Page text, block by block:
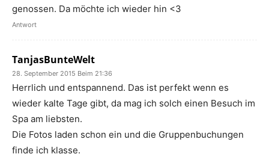
genossen. Da möchte ich wieder hin <3
Antwort
TanjasBunteWelt
28. September 2015 Beim 21:36
Herrlich und entspannend. Das ist perfekt wenn es
wieder kalte Tage gibt, da mag ich solch einen Besuch im
Spa am liebsten.
Die Fotos laden schon ein und die Gruppenbuchungen
finde ich klasse.